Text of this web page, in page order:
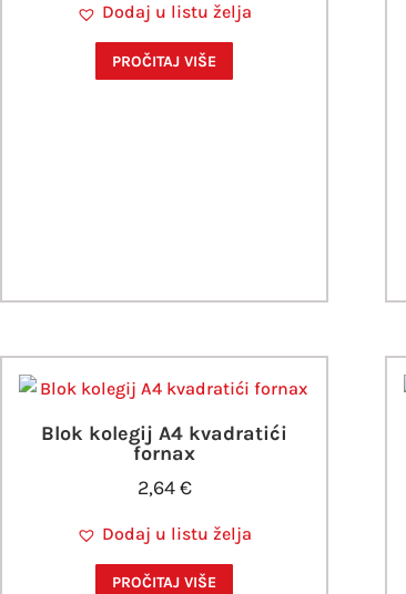
Dodaj u listu želja
PROČITAJ VIŠE
Blok kolegij A4 kvadratići
fornax
2,64€
Dodaj u listu želja
PROČITAJ VIŠE